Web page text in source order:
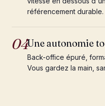
référencement durable.
04Une autonomie
Back-office épuré,
Vous gardez la main,